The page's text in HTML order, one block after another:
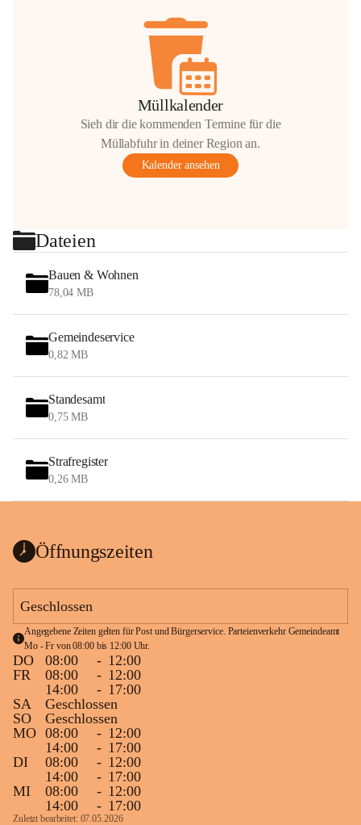
Müllkalender
Sieh dir die kommenden Termine für die
Müllabfuhr in deiner Region an.
Kalender ansehen
Dateien
Bauen & Wohnen
78,04 MB
Gemeindeservice
0,82 MB
Standesamt
0,75 MB
Strafregister
0,26 MB
Öffnungszeiten
Geschlossen
Angegebene Zeiten gelten für Post und Bürgerservice. Parteienverkehr Gemeindeamt
Mo - Fr von 08:00 bis 12:00 Uhr.
DO 08:00 - 12:00
FR
08:00 - 12:00
14:00
- 17:00
SA
Geschlossen
SO
Geschlossen
MO 08:00 - 12:00
14:00
- 17:00
DI
08:00 - 12:00
14:00
- 17:00
MI
08:00 - 12:00
14:00
- 17:00
Zuletzt bearbeitet: 07.05.2026